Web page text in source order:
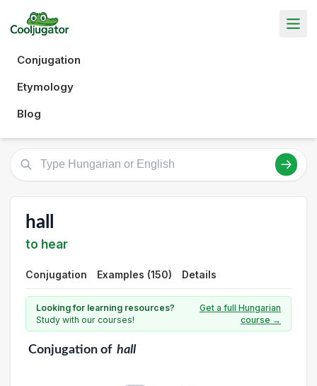
Conjugation
Etymology
Blog
hall
to hear
Conjugation Examples (150) Details
Looking for learning resources?
Study with our courses!
Get a full Hungarian
course →
Conjugationof hall